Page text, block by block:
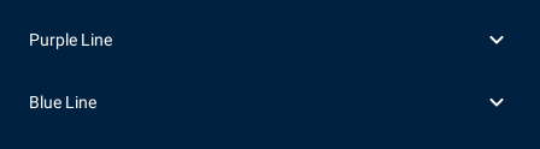
Purple Line
Blue Line